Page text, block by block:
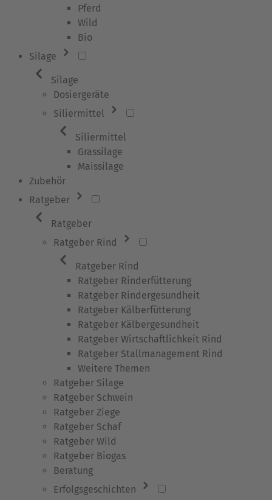
Pferd
Wild
Bio
Silage
Silage
Dosiergeräte
Siliermittel
Siliermittel
Grassilage
Maissilage
Zubehör
Ratgeber
Ratgeber
Ratgeber Rind
Ratgeber Rind
Ratgeber Rinderfütterung
Ratgeber Rindergesundheit
Ratgeber Kälberfütterung
Ratgeber Kälbergesundheit
Ratgeber Wirtschaftlichkeit Rind
Ratgeber Stallmanagement Rind
Weitere Themen
Ratgeber Silage
Ratgeber Schwein
Ratgeber Ziege
Ratgeber Schaf
Ratgeber Wild
Ratgeber Biogas
Beratung
Erfolgsgeschichten